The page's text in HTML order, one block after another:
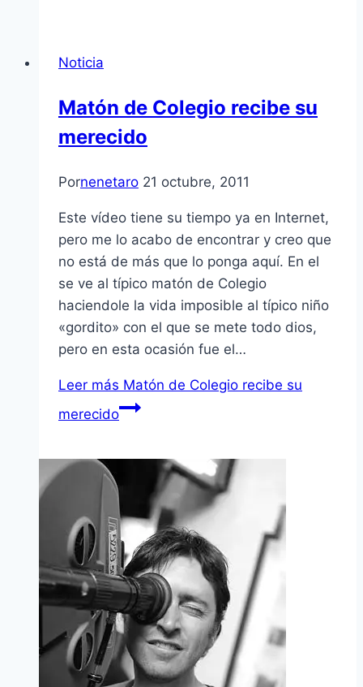
Noticia
Matón de Colegio recibe su
merecido
Pornenetaro 21 octubre, 2011
Este ví­deo tiene su tiempo ya en Internet,
pero me lo acabo de encontrar y creo que
no está de más que lo ponga aquí­. En el
se ve al tí­pico matón de Colegio
haciendole la vida imposible al tí­pico niño
«gordito» con el que se mete todo dios,
pero en esta ocasión fue el…
Leer más Matón de Colegio recibe su
merecido